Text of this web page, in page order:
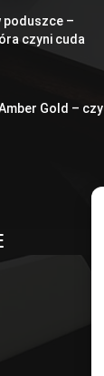
poduszce –
czyni cuda
Gold – czy